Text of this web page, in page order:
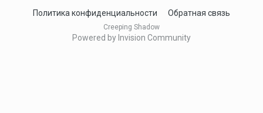
Политика конфиденциальности Обратная связь
Creeping Shadow
Powered by Invision Community